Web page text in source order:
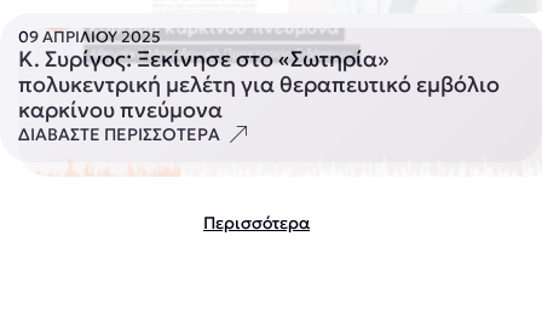
09 ΑΠΡΙΛΙΟΥ 2025
Κ. Συρίγος: Ξεκίνησε στο «Σωτηρία»
πολυκεντρική μελέτη για θεραπευτικό εμβόλιο
καρκίνου πνεύμονα
ΔΙΑΒΑΣΤΕ ΠΕΡΙΣΣΟΤΕΡΑ
Περισσότερα